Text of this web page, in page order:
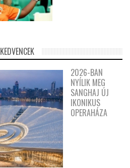
KEDVENCEK
2026-BAN
NYÍLIK MEG
SANGHAJ ÚJ
IKONIKUS
OPERAHÁZA